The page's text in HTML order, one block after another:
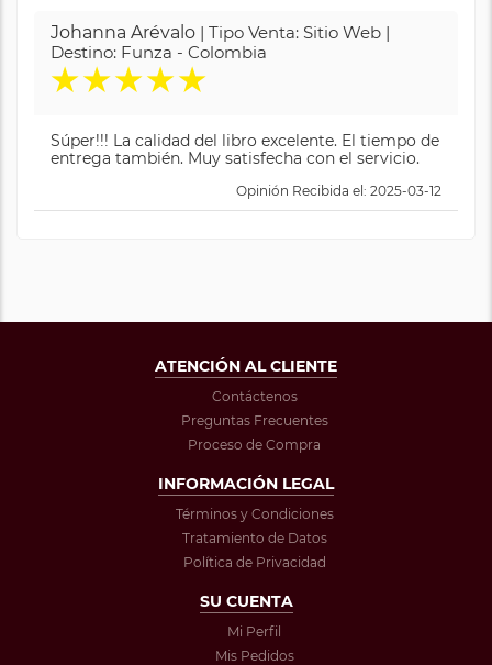
Johanna Arévalo | Tipo Venta: Sitio Web |
Destino: Funza - Colombia
★★★★★
Súper!!! La calidad del libro excelente. El tiempo de
entrega también. Muy satisfecha con el servicio.
Opinión Recibida el: 2025-03-12
ATENCIÓN AL CLIENTE
Contáctenos
Preguntas Frecuentes
Proceso de Compra
INFORMACIÓN LEGAL
Términos y Condiciones
Tratamiento de Datos
Política de Privacidad
SU CUENTA
Mi Perfil
Mis Pedidos